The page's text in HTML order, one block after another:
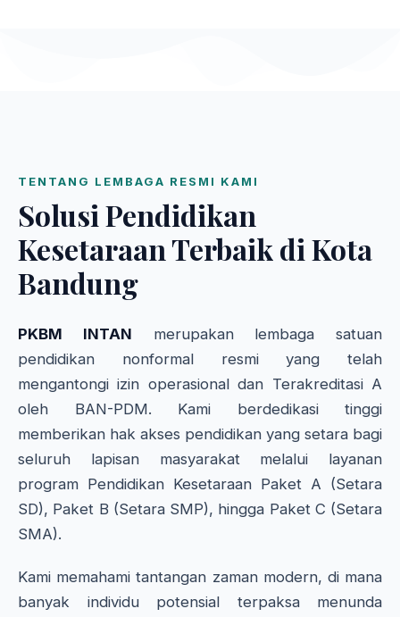
TENTANG LEMBAGA RESMI KAMI
Solusi Pendidikan
Kesetaraan Terbaik di Kota
Bandung
PKBM INTAN merupakan lembaga satuan
pendidikan nonformal resmi yang telah
mengantongi izin operasional dan Terakreditasi A
oleh BAN-PDM. Kami berdedikasi tinggi
memberikan hak akses pendidikan yang setara bagi
seluruh lapisan masyarakat melalui layanan
program Pendidikan Kesetaraan Paket A (Setara
SD), Paket B (Setara SMP), hingga Paket C (Setara
SMA).
Kami memahami tantangan zaman modern, di mana
banyak individu potensial terpaksa menunda